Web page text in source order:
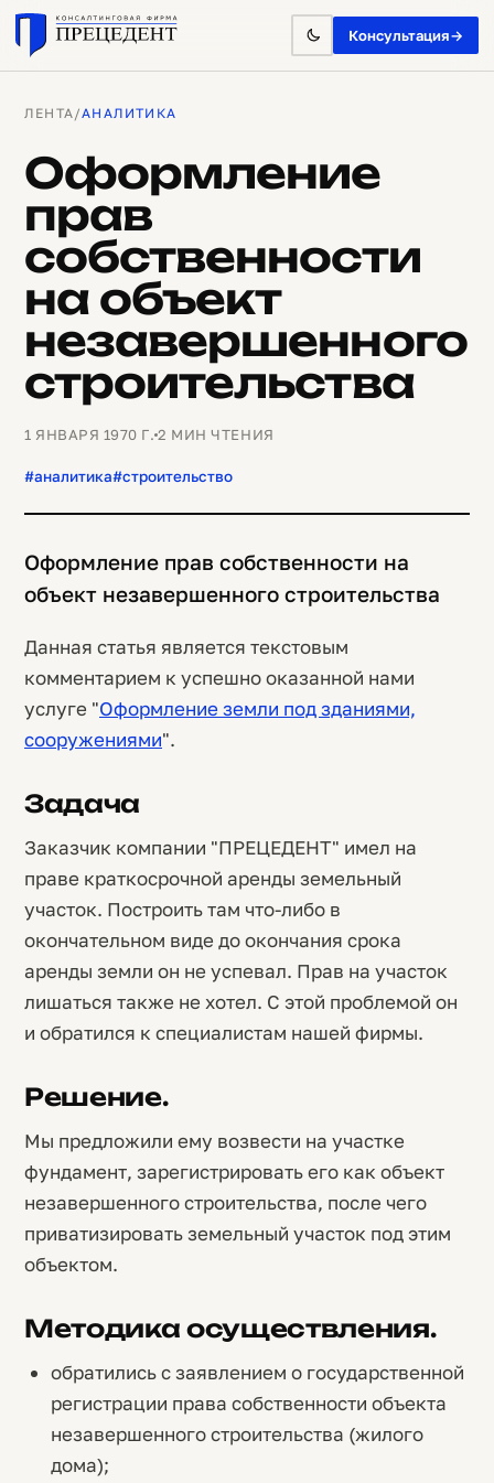
Консультация→
ЛЕНТА/АНАЛИТИКА
Оформление
прав
собственности
на объект
незавершенного
строительства
1 ЯНВАРЯ 1970 Г.2 МИН ЧТЕНИЯ
#аналитика#строительство
Оформление прав собственности на
объект незавершенного строительства
Данная статья является текстовым
комментарием к успешно оказанной нами
услуге "Оформление земли под зданиями,
сооружениями".
Задача
Заказчик компании "ПРЕЦЕДЕНТ" имел на
праве краткосрочной аренды земельный
участок. Построить там что-либо в
окончательном виде до окончания срока
аренды земли он не успевал. Прав на участок
лишаться также не хотел. С этой проблемой он
и обратился к специалистам нашей фирмы.
Решение.
Мы предложили ему возвести на участке
фундамент, зарегистрировать его как объект
незавершенного строительства, после чего
приватизировать земельный участок под этим
объектом.
Методика осуществления.
обратились с заявлением о государственной
регистрации права собственности объекта
незавершенного строительства (жилого
дома);